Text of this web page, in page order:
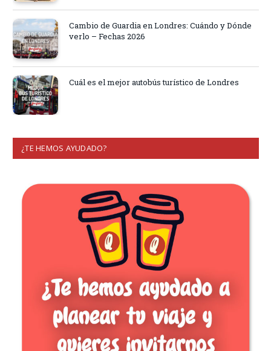
Cambio de Guardia en Londres: Cuándo y Dónde
verlo – Fechas 2026
Cuál es el mejor autobús turístico de Londres
¿TE HEMOS AYUDADO?